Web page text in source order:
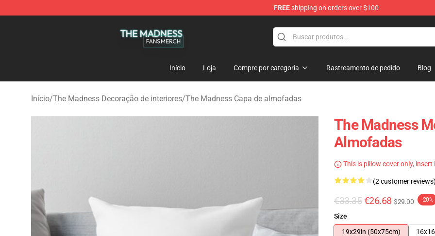
FREEshipping on orders over $100
Início Loja Compre por categoria Rastreamento de pedido Blog
Início/The Madness Decoração de interiores/The Madness Capa de almofadas
The Madness
Almofadas
This is pillow cover only, insert
(2 customer reviews)
€33.35 €26.68 $29.00 -20%
Size
19x29in (50x75cm)